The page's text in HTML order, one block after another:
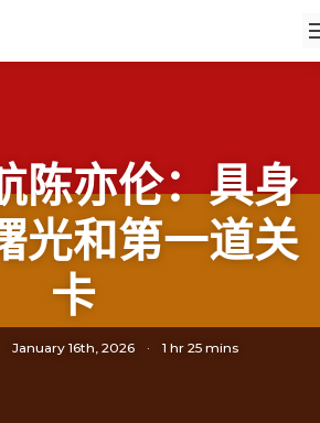
陈亦伦：具身
光和第一道关
卡
January 16th, 2026 · 1 hr 25 mins